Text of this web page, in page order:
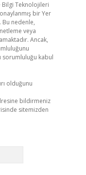
Bilgi Teknolojileri
bir Yer
Bu nedenle,
veya
Ancak,
sorumluluğu kabul
olduğunu
bildirmeniz
sitemizden